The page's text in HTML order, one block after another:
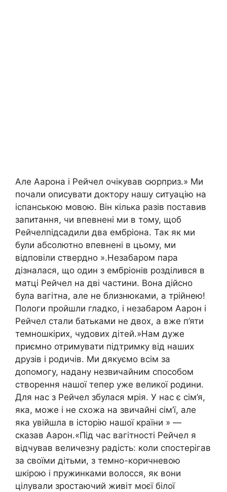
Але Аарона і Рейчел очікував сюрприз.» Ми
почали описувати доктору нашу ситуацію на
іспанською мовою. Він кілька разів поставив
запитання, чи впевнені ми в тому, щоб
Рейчелпідсадили два ембріона. Так як ми
були абсолютно впевнені в цьому, ми
відповіли ствердно ».Незабаром пара
дізналася, що один з ембріонів розділився в
матці Рейчел на дві частини. Вона дійсно
була вагітна, але не близнюками, а трійнею!
Пологи пройшли гладко, і незабаром Аарон і
Рейчел стали батьками не двох, а вже п’яти
темношкірих, чудових дітей.»Нам дуже
приємно отримувати підтримку від наших
друзів і родичів. Ми дякуємо всім за
допомогу, надану незвичайним способом
створення нашої тепер уже великої родини.
Для нас з Рейчел збулася мрія. У нас є сім’я,
яка, може і не схожа на звичайні сім’ї, але
яка увійшла в історію нашої країни » —
сказав Аарон.«Під час вагітності Рейчел я
відчував величезну радість: коли спостерігав
за своїми дітьми, з темно-коричневою
шкірою і пружинками волосся, як вони
цілували зростаючий живіт моєї білої